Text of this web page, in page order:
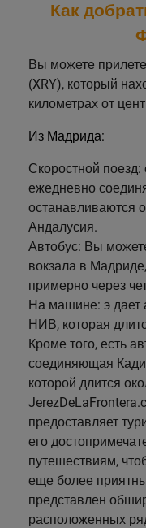
Как
Вы можете
(XRY), который
километрах от
Из Мадрида:
Скоростной поезд:
ежедневно
останавливаются
Андалусия.
Автобус: Вы
вокзала в
примерно через
На машине: э дает
НИВ, которая
Кроме того, есть
соединяющая
которой длится
предоставляет
его
путешествиям,
еще более
представлен
расположенных